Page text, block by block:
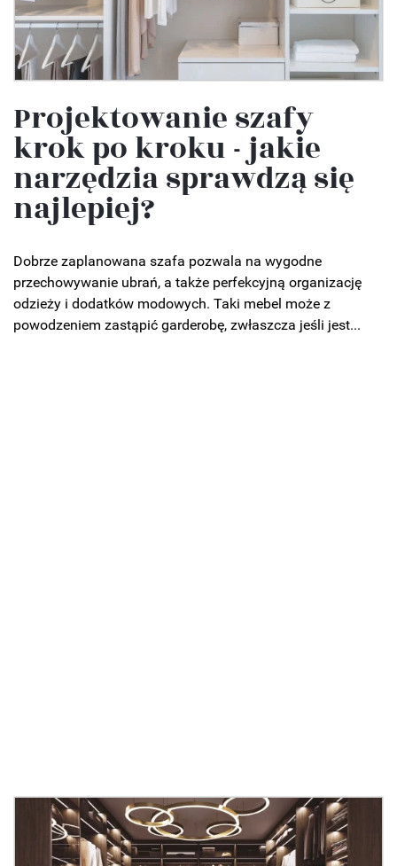
Projektowanie szafy
krok po kroku - jakie
narzędzia sprawdzą się
najlepiej?
Dobrze zaplanowana szafa pozwala na wygodne
przechowywanie ubrań, a także perfekcyjną organizację
odzieży i dodatków modowych. Taki mebel może z
powodzeniem zastąpić garderobę, zwłaszcza jeśli jest...